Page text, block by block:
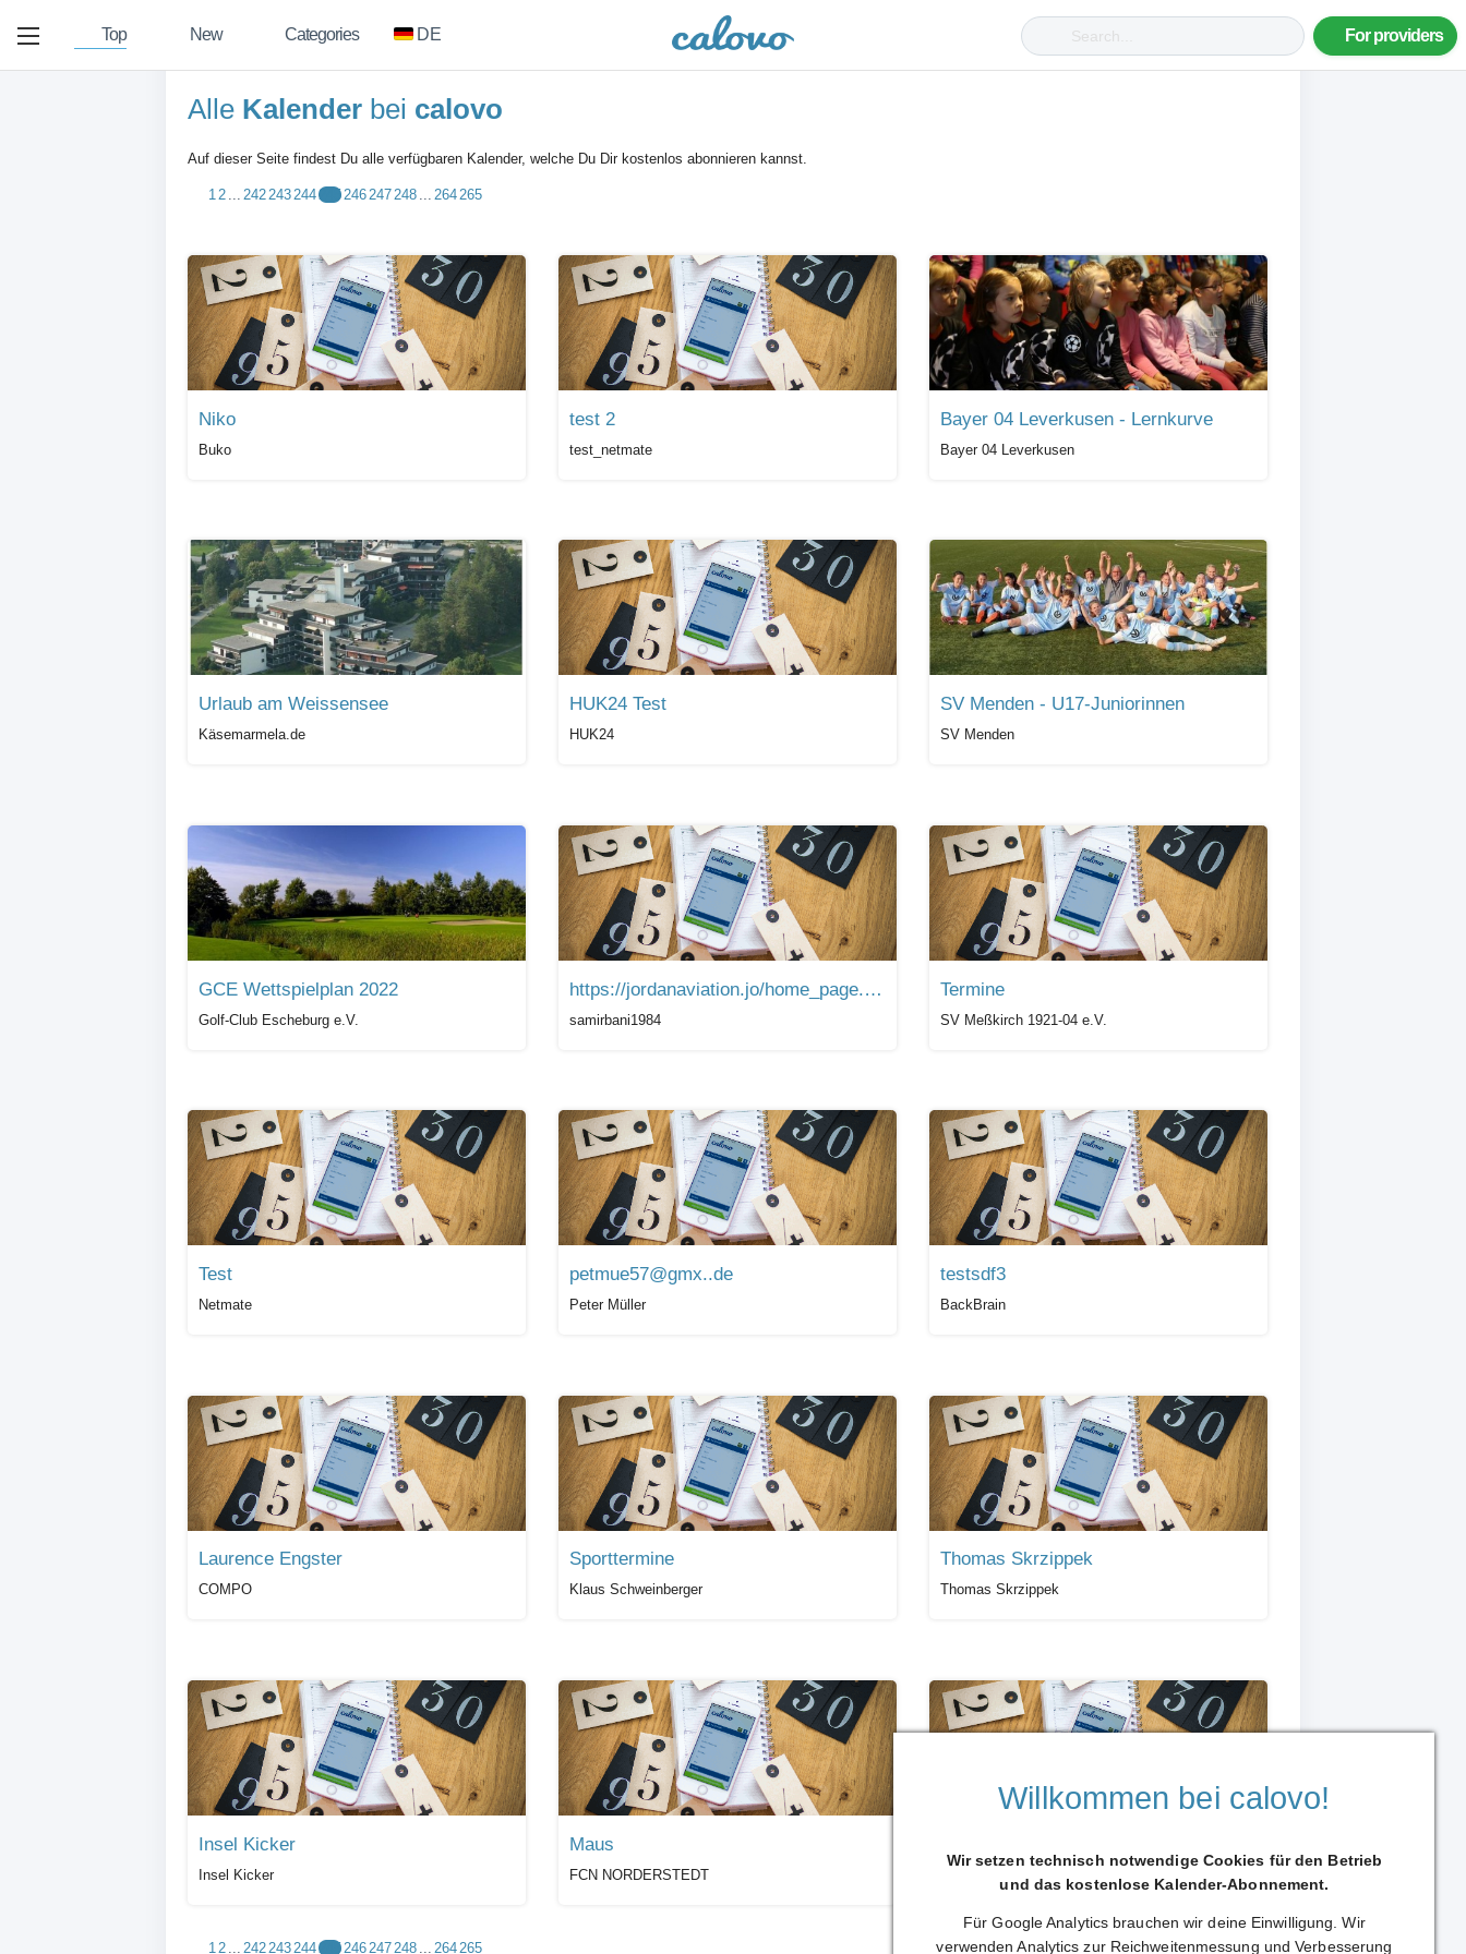
Top New Categories DE For providers
Alle Kalender bei calovo
Auf dieser Seite findest Du alle verfügbaren Kalender, welche Du Dir kostenlos abonnieren kannst.
1 2 242 243 244245 246 247 248 264 265
Niko
Buko
test 2
test_netmate
Bayer 04 Leverkusen - Lernkurve
Bayer 04 Leverkusen
Urlaub am Weissensee
Käsemarmela.de
HUK24 Test
HUK24
SV Menden - U17-Juniorinnen
SV Menden
GCE Wettspielplan 2022
Golf-Club Escheburg e.V.
https://jordanaviation.jo/home_page.aspx
samirbani1984
Termine
SV Meßkirch 1921-04 e.V.
Test
Netmate
petmue57@gmx..de
Peter Müller
testsdf3
BackBrain
Laurence Engster
COMPO
Sporttermine
Klaus Schweinberger
Thomas Skrzippek
Thomas Skrzippek
Insel Kicker
Insel Kicker
Maus
FCN NORDERSTEDT
1 2 242 243 244245 246 247 248 264 265
Willkommen bei calovo!
Wir setzen technisch notwendige Cookies für den Betrieb
und das kostenlose Kalender-Abonnement.
Für Google Analytics brauchen wir deine Einwilligung. Wir
verwenden Analytics zur Reichweitenmessung und Verbesserung